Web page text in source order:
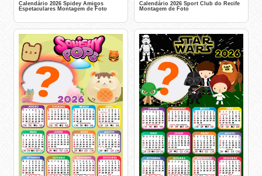
Calendário 2026 Spidey Amigos
Espetaculares Montagem de Foto
Calendário 2026 Sport Club do Recife
Montagem de Foto